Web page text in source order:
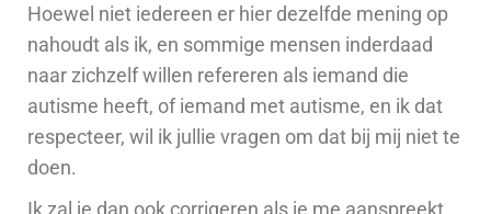
Hoewel niet iedereen er hier dezelfde mening op
nahoudt als ik, en sommige mensen inderdaad
naar zichzelf willen refereren als iemand die
autisme heeft, of iemand met autisme, en ik dat
respecteer, wil ik jullie vragen om dat bij mij niet te
doen.
Ik zal je dan ook corrigeren als je me aanspreekt